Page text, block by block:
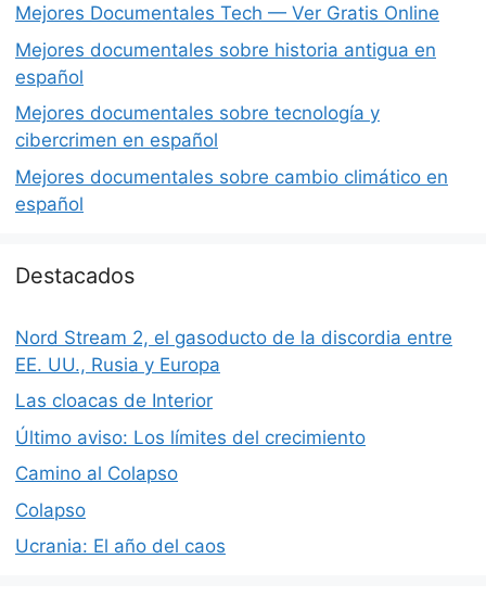
Mejores Documentales Tech — Ver Gratis Online
Mejores documentales sobre historia antigua en
español
Mejores documentales sobre tecnología y
cibercrimen en español
Mejores documentales sobre cambio climático en
español
Destacados
Nord Stream 2, el gasoducto de la discordia entre
EE. UU., Rusia y Europa
Las cloacas de Interior
Último aviso: Los límites del crecimiento
Camino al Colapso
Colapso
Ucrania: El año del caos